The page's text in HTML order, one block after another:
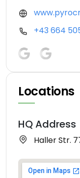
+43 664
Locations
HQ Address
Haller Str.